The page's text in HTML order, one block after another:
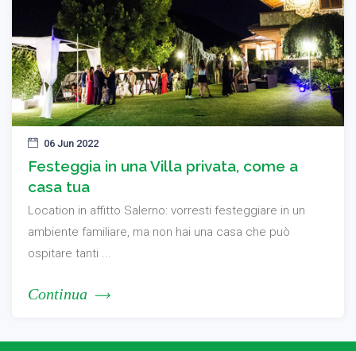
06 Jun 2022
Festeggia in una Villa privata, come a
casa tua
Location in affitto Salerno: vorresti festeggiare in un
ambiente familiare, ma non hai una casa che può
ospitare tanti ...
Continua